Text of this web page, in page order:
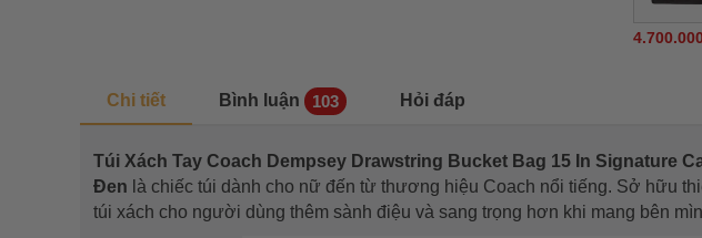
Chi tiết Bình luận 103 Hỏi đáp
Túi Xách Tay Coach Dempsey Drawstring Bucket Bag 15 In Signature
Đen là chiếc túi dành cho nữ đến từ thương hiệu Coach nổi tiếng. Sở hữu
túi xách cho người dùng thêm sành điệu và sang trọng hơn khi mang bên